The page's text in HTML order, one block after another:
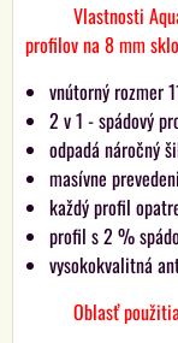
Vlastnosti
profilov na 8 mm sklo
vnútorný rozmer
2 v 1 - spádový
odpadá náročný
masívne
každý profil
profil s 2 %
vysokokvalitná
Oblasť